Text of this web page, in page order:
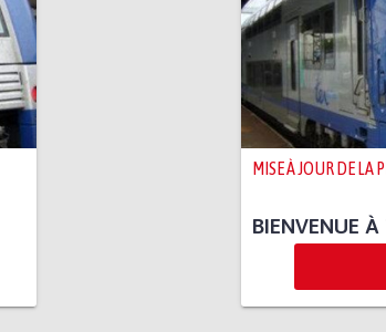
MISE À JOUR DE LA
BIENVENUE À